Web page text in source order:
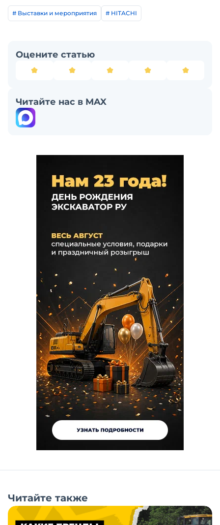
# Выставки и мероприятия # HITACHI
Оцените статью
Читайте нас в MAX
Читайте также